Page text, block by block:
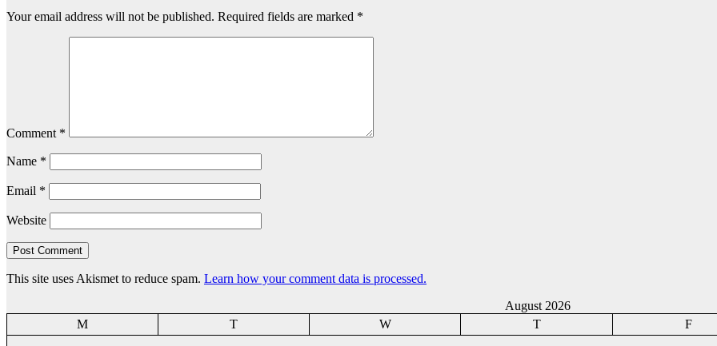
Your email address will not be published. Required fields are marked *
Comment *
Name *
Email *
Website
This site uses Akismet to reduce spam. Learn how your comment data is processed.
August 2026
M
T W T F